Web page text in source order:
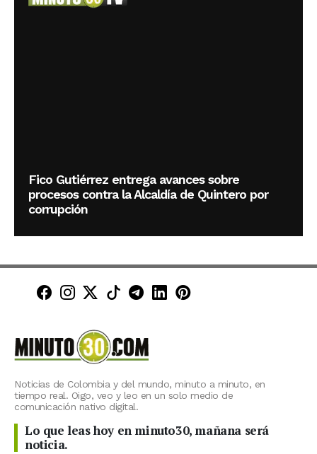
Fico Gutiérrez entrega avances sobre
procesos contra la Alcaldía de Quintero por
corrupción
Minuto30 en Facebook
Minuto30 en Instagram
Minuto30 en X (Twitter)
Minuto30 en TikTok
Canal de Minuto30 en
Minuto30 en LinkedIn
Minuto30 en
Noticias de Colombia y del mundo, minuto a minuto, en
tiempo real. Oigo, veo y leo en un solo medio de
comunicación nativo digital.
Lo que leas hoy en minuto30, mañana será
noticia.